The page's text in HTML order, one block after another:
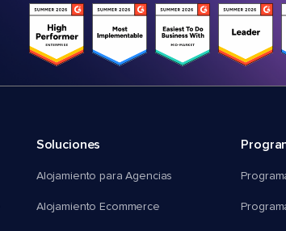
Soluciones
Alojamiento para Agencias
Alojamiento Ecommerce